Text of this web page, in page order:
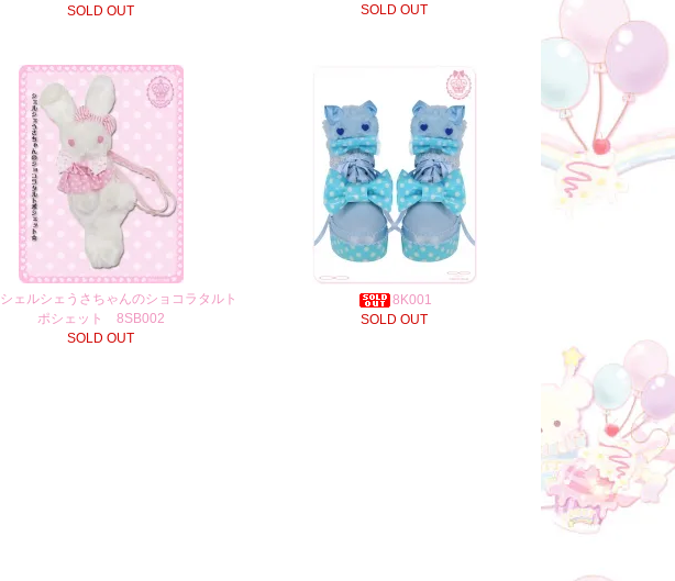
SOLD OUT
SOLD OUT
シェルシェうさちゃんのショコラタルト
ポシェット 8SB002
SOLD OUT
8K001
SOLD OUT